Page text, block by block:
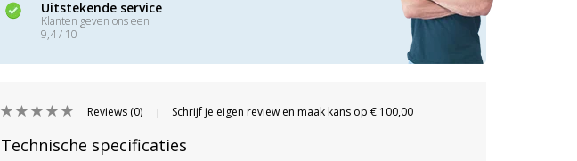
Uitstekende service
Klanten geven ons een
9,4 / 10
Reviews (0) Schrijf je eigen review en maak kans op € 100,00
Technische specificaties